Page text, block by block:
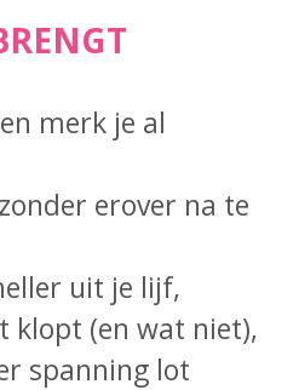
merk je al
erover na te
uit je lijf,
klopt (en wat niet),
spanning lot